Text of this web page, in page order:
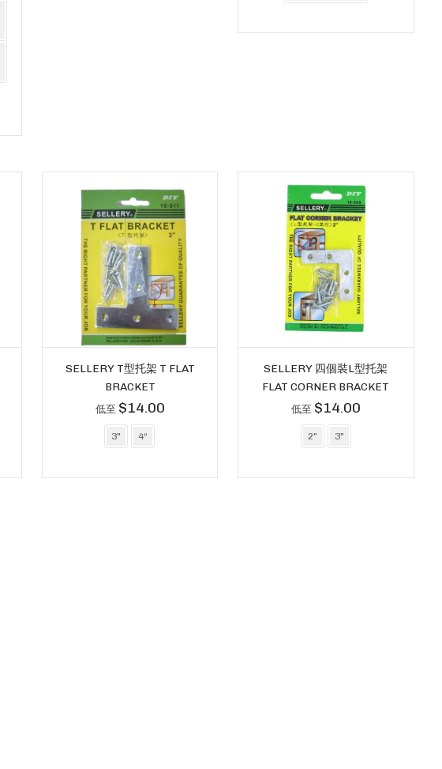
SELLERY T型托架 T FLAT
BRACKET
低至 $14.00
3" 4“
SELLERY 四個裝L型托架
FLAT CORNER BRACKET
低至 $14.00
2" 3"